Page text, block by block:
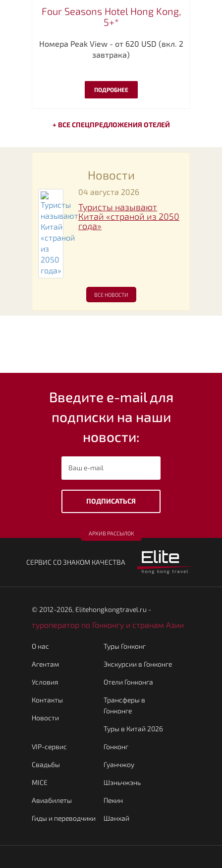
Four Seasons Hotel Hong Kong,
5+*
Номера Peak View - от 620 USD (вкл. 2
завтрака)
ПОДРОБНЕЕ
+ ВСЕ СПЕЦПРЕДЛОЖЕНИЯ ОТЕЛЕЙ
Новости
04 августа 2026
Туристы называют
Китай «страной из 2050
года»
ВСЕ НОВОСТИ
Введите e-mail для
подписки на наши
новости:
ПОДПИСАТЬСЯ
АРХИВ РАССЫЛОК
CЕРВИС СО ЗНАКОМ КАЧЕСТВА
© 2012-2026, Elitehongkongtravel.ru -
туроператор по Гонконгу и странам Азии
О нас
Агентам
Условия
Контакты
Новости
Туры Гонконг
Экскурсии в Гонконге
Отели Гонконга
Трансферы в
Гонконге
Туры в Китай 2026
VIP-сервис
Свадьбы
MICE
Авиабилеты
Гиды и переводчики
Гонконг
Гуанчжоу
Шэньчжэнь
Пекин
Шанхай